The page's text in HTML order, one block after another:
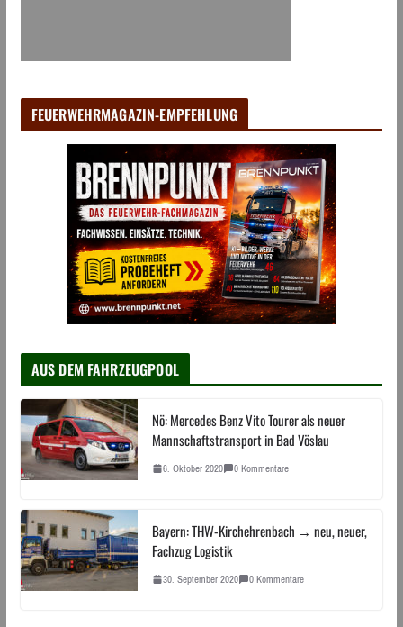
FEUERWEHRMAGAZIN-EMPFEHLUNG
AUS DEM FAHRZEUGPOOL
Nö: Mercedes Benz Vito Tourer als neuer
Mannschaftstransport in Bad Vöslau
6. Oktober 2020 0 Kommentare
Bayern: THW-Kirchehrenbach → neu, neuer,
Fachzug Logistik
30. September 2020 0 Kommentare